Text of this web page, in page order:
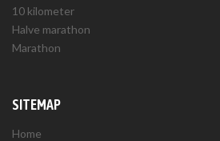
10 kilometer
Halve marathon
Marathon
SITEMAP
Home